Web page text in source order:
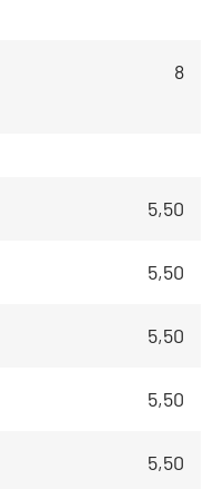
8
5,50
5,50
5,50
5,50
5,50